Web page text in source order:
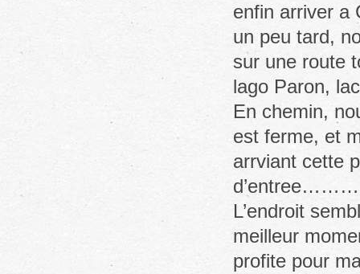
enfin arriver a
un peu tard,
sur une route
lago Paron,
En chemin,
est ferme, et
arrviant cette
d’entree………
L’endroit
meilleur
profite pour